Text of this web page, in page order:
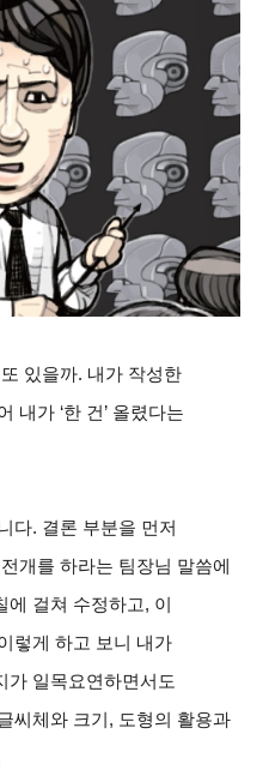
있을까. 내가 작성한
내가 ‘한 건’ 올렸다는
다. 결론 부분을 먼저
개를 하라는 팀장님 말씀에
걸쳐 수정하고, 이
렇게 하고 보니 내가
가 일목요연하면서도
씨체와 크기, 도형의 활용과